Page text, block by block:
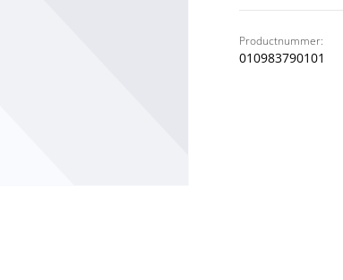
Productnummer:
010983790101